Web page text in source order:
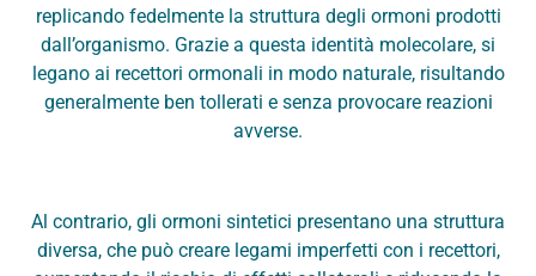
replicando fedelmente la struttura degli ormoni prodotti
dall’organismo. Grazie a questa identità molecolare, si
legano ai recettori ormonali in modo naturale, risultando
generalmente ben tollerati e senza provocare reazioni
avverse.
Al contrario, gli ormoni sintetici presentano una struttura
diversa, che può creare legami imperfetti con i recettori,